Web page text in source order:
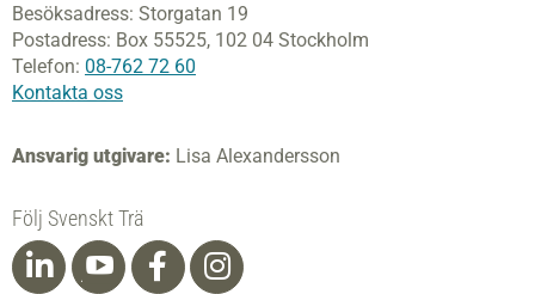
Besöksadress: Storgatan 19
Postadress: Box 55525, 102 04 Stockholm
Telefon: 08-762 72 60
Kontakta oss
Ansvarig utgivare: Lisa Alexandersson
Följ Svenskt Trä